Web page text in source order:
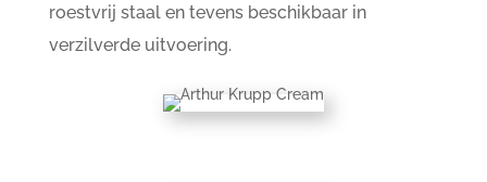
roestvrij staal en tevens beschikbaar in
verzilverde uitvoering.